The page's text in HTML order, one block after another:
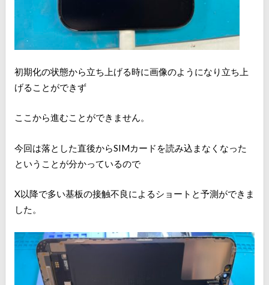
初期化の状態から立ち上げる時に画像のようになり立ち上
げることができず
ここから進むことができません。
今回は落とした直後からSIMカードを読み込まなくなった
ということが分かっているので
X以降で多い基板の接触不良によるショートと予測ができま
した。